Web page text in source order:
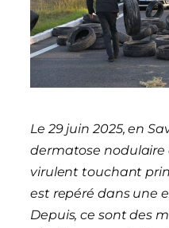
Le 29 juin 2025, en
dermatose nodulaire
virulent touchant
est repéré dans une
Depuis, ce sont des